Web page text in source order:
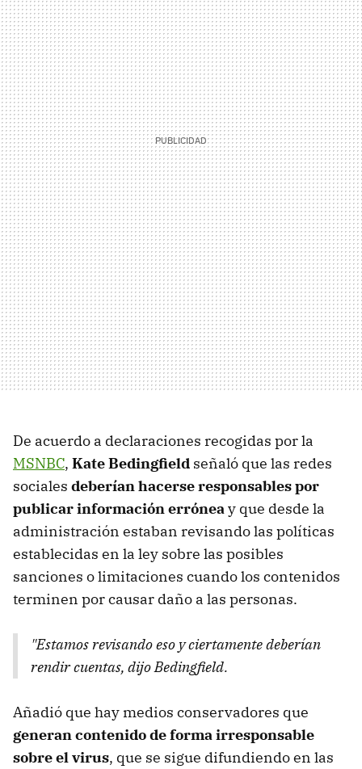
De acuerdo a declaraciones recogidas por la
MSNBC, Kate Bedingfield señaló que las redes
sociales deberían hacerse responsables por
publicar información erróneay que desde la
administración estaban revisando las políticas
establecidas en la ley sobre las posibles
sanciones o limitaciones cuando los contenidos
terminen por causar daño a las personas.
"Estamos revisando eso y ciertamente deberían
rendir cuentas, dijo Bedingfield.
Añadió que hay medios conservadores que
generan contenido de forma irresponsable
sobre el virus, que se sigue difundiendo en las